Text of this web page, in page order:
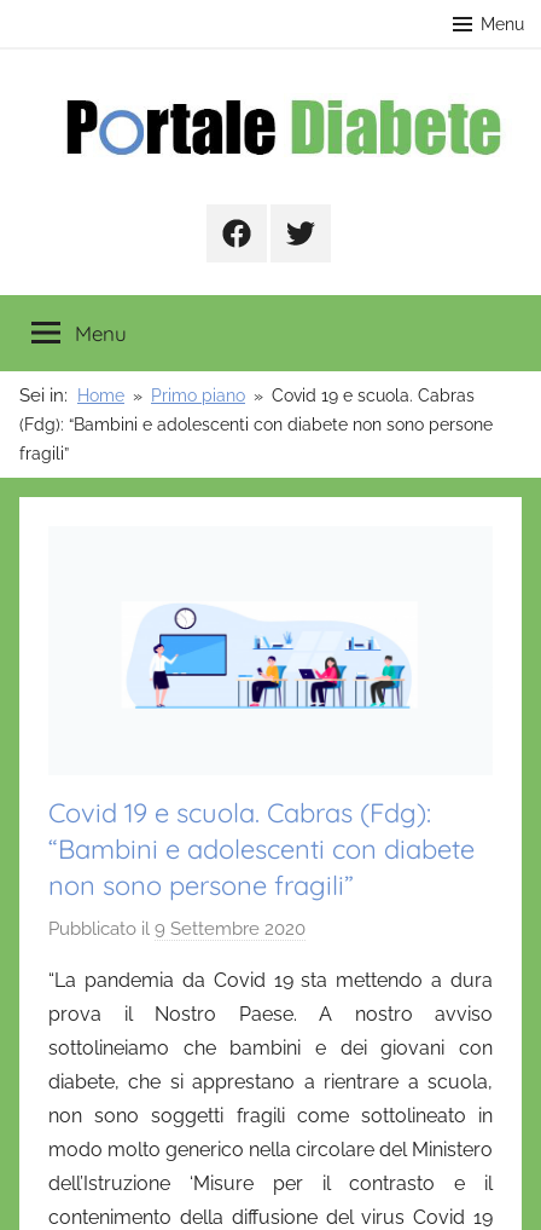
Menu
FacebookTwitter
Menu
Sei in: Home Primo piano
Covid 19 e scuola. Cabras
(Fdg): “Bambini e adolescenti con diabete non sono persone
fragili”
Covid 19 e scuola. Cabras (Fdg):
“Bambini e adolescenti con diabete
non sono persone fragili”
Pubblicato il 9 Settembre 2020
D
n
i
e
l
D
“La pandemia da Covid 19 sta mettendo a dura
prova il Nostro Paese. A nostro avviso
sottolineiamo che bambini e dei giovani con
diabete, che si apprestano a rientrare a scuola,
non sono soggetti fragili come sottolineato in
modo molto generico nella circolare del Ministero
dell’Istruzione ‘Misure per il contrasto e il
contenimento della diffusione del virus Covid 19